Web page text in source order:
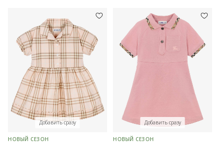
Добавить сразу
НОВЫЙ СЕЗОН
Добавить сразу
НОВЫЙ СЕЗОН